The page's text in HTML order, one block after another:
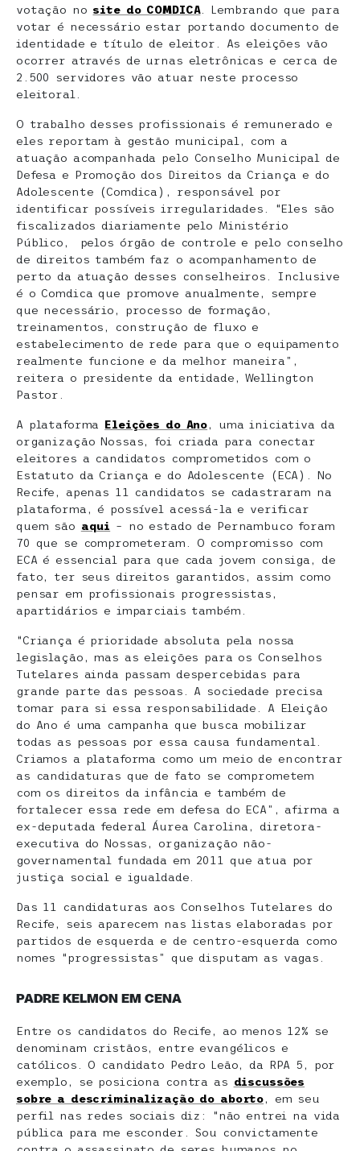
votação no site do COMDICA. Lembrando que para
votar é necessário estar portando documento de
identidade e título de eleitor. As eleições vão
ocorrer através de urnas eletrônicas e cerca de
2.500 servidores vão atuar neste processo
eleitoral.
O trabalho desses profissionais é remunerado e
eles reportam à gestão municipal, com a
atuação acompanhada pelo Conselho Municipal de
Defesa e Promoção dos Direitos da Criança e do
Adolescente (Comdica), responsável por
identificar possíveis irregularidades. “Eles são
fiscalizados diariamente pelo Ministério
Público, pelos órgão de controle e pelo conselho
de direitos também faz o acompanhamento de
perto da atuação desses conselheiros. Inclusive
é o Comdica que promove anualmente, sempre
que necessário, processo de formação,
treinamentos, construção de fluxo e
estabelecimento de rede para que o equipamento
realmente funcione e da melhor maneira”,
reitera o presidente da entidade, Wellington
Pastor.
A plataforma Eleições do Ano, uma iniciativa da
organização Nossas, foi criada para conectar
eleitores a candidatos comprometidos com o
Estatuto da Criança e do Adolescente (ECA). No
Recife, apenas 11 candidatos se cadastraram na
plataforma, é possível acessá-la e verificar
quem são aqui – no estado de Pernambuco foram
70 que se comprometeram. O compromisso com
ECA é essencial para que cada jovem consiga, de
fato, ter seus direitos garantidos, assim como
pensar em profissionais progressistas,
apartidários e imparciais também.
“Criança é prioridade absoluta pela nossa
legislação, mas as eleições para os Conselhos
Tutelares ainda passam despercebidas para
grande parte das pessoas. A sociedade precisa
tomar para si essa responsabilidade. A Eleição
do Ano é uma campanha que busca mobilizar
todas as pessoas por essa causa fundamental.
Criamos a plataforma como um meio de encontrar
as candidaturas que de fato se comprometem
com os direitos da infância e também de
fortalecer essa rede em defesa do ECA”, afirma a
ex-deputada federal Áurea Carolina, diretora-
executiva do Nossas, organização não-
governamental fundada em 2011 que atua por
justiça social e igualdade.
Das 11 candidaturas aos Conselhos Tutelares do
Recife, seis aparecem nas listas elaboradas por
partidos de esquerda e de centro-esquerda como
nomes “progressistas” que disputam as vagas.
PADRE KELMON EM CENA
Entre os candidatos do Recife, ao menos 12% se
denominam cristãos, entre evangélicos e
católicos. O candidato Pedro Leão, da RPA 5, por
exemplo, se posiciona contra as discussões
sobre a descriminalização do aborto, em seu
perfil nas redes sociais diz: “não entrei na vida
pública para me esconder. Sou convictamente